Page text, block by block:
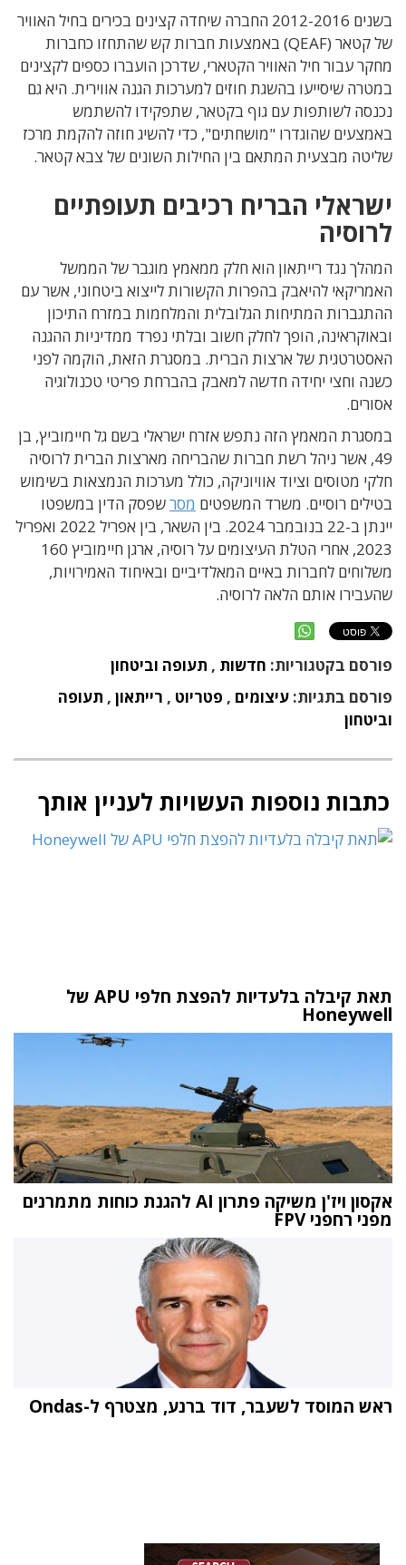
בשנים 2012-2016 החברה שיחדה קצינים בכירים בחיל האוויר
של קטאר (QEAF) באמצעות חברות קש שהתחזו כחברות
מחקר עבור חיל האוויר הקטארי, שדרכן הועברו כספים לקצינים
במטרה שיסייעו בהשגת חוזים למערכות הגנה אווירית. היא גם
נכנסה לשותפות עם גוף בקטאר, שתפקידו להשתמש
באמצעים שהוגדרו "מושחתים", כדי להשיג חוזה להקמת מרכז
שליטה מבצעית המתאם בין החילות השונים של צבא קטאר.
ישראלי הבריח רכיבים תעופתיים
לרוסיה
המהלך נגד רייתאון הוא חלק ממאמץ מוגבר של הממשל
האמריקאי להיאבק בהפרות הקשורות לייצוא ביטחוני, אשר עם
ההתגברות המתיחות הגלובלית והמלחמות במזרח התיכון
ובאוקראינה, הופך לחלק חשוב ובלתי נפרד ממדיניות ההגנה
האסטרטגית של ארצות הברית. במסגרת הזאת, הוקמה לפני
כשנה וחצי יחידה חדשה למאבק בהברחת פריטי טכנולוגיה
אסורים.
במסגרת המאמץ הזה נתפש אזרח ישראלי בשם גל חיימוביץ, בן
49, אשר ניהל רשת חברות שהבריחה מארצות הברית לרוסיה
חלקי מטוסים וציוד אוויוניקה, כולל מערכות הנמצאות בשימוש
בטילים רוסיים. משרד המשפטים מסרשפסק הדין במשפטו
יינתן ב-22 בנובמבר 2024. בין השאר, בין אפריל 2022 ואפריל
2023, אחרי הטלת העיצומים על רוסיה, ארגן חיימוביץ 160
משלוחים לחברות באיים המאלדיביים ובאיחוד האמירויות,
שהעבירו אותם הלאה לרוסיה.
פורסם בקטגוריות: חדשות , תעופה וביטחון
פורסם בתגיות: עיצומים , פטריוט , רייתאון , תעופה
וביטחון
כתבות נוספות העשויות לעניין אותך
תאת קיבלה בלעדיות להפצת חלפי APU של
Honeywell
אקסון ויז'ן משיקה פתרון AI להגנת כוחות מתמרנים
מפני רחפני FPV
ראש המוסד לשעבר, דוד ברנע, מצטרף ל-Ondas